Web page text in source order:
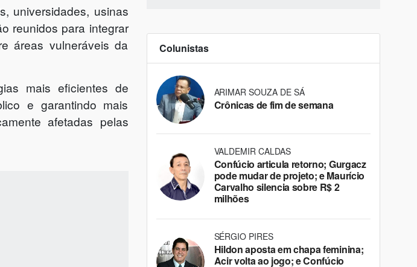
universidades, usinas
reunidos para integrar
áreas vulneráveis da
mais eficientes de
e garantindo mais
afetadas pelas
Colunistas
ARIMAR SOUZA DE SÁ
Crônicas de fim de semana
VALDEMIR CALDAS
Confúcio articula retorno; Gurgacz
pode mudar de projeto; e Maurício
Carvalho silencia sobre R$ 2
milhões
SÉRGIO PIRES
Hildon aposta em chapa feminina;
Acir volta ao jogo; e Confúcio